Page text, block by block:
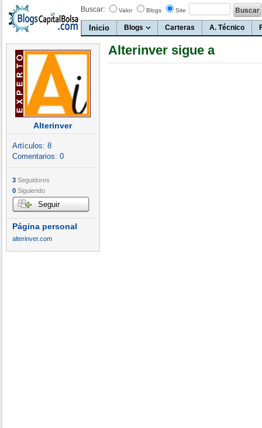
Buscar: Valor Blogs Site
Inicio Blogs Carteras A. Técnico
Alterinver
Artículos: 8
Comentarios: 0
3 Seguidores
0 Siguiendo
Seguir
Página personal
alterinver.com
Alterinver sigue a